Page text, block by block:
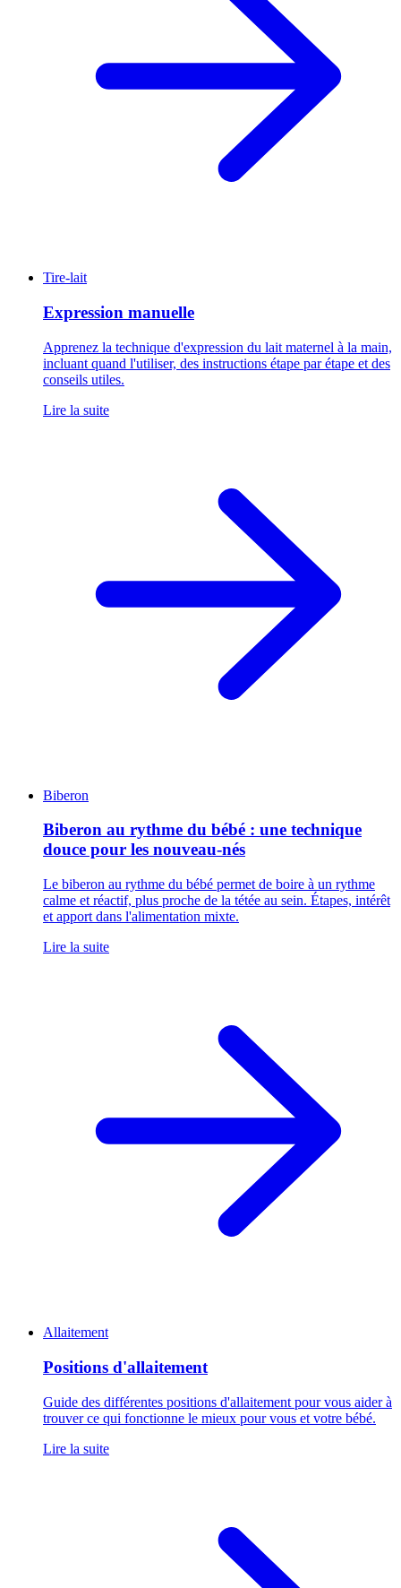
Tire-lait
Expression manuelle
Apprenez la technique d'expression du lait maternel à la main,
incluant quand l'utiliser, des instructions étape par étape et des
conseils utiles.
Lire la suite
Biberon
Biberon au rythme du bébé : une technique
douce pour les nouveau-nés
Le biberon au rythme du bébé permet de boire à un rythme
calme et réactif, plus proche de la tétée au sein. Étapes, intérêt
et apport dans l'alimentation mixte.
Lire la suite
Allaitement
Positions d'allaitement
Guide des différentes positions d'allaitement pour vous aider à
trouver ce qui fonctionne le mieux pour vous et votre bébé.
Lire la suite